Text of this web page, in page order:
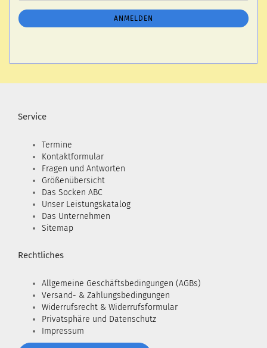
ANMELDUNG
ANMELDEN
Service
Termine
Kontaktformular
Fragen und Antworten
Größenübersicht
Das Socken ABC
Unser Leistungskatalog
Das Unternehmen
Sitemap
Rechtliches
Allgemeine Geschäftsbedingungen (AGBs)
Versand- & Zahlungsbedingungen
Widerrufsrecht & Widerrufsformular
Privatsphäre und Datenschutz
Impressum